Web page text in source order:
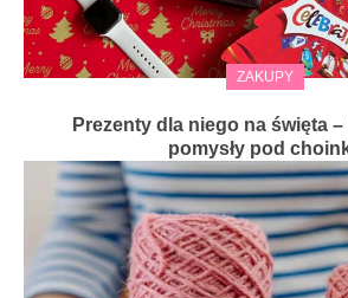
ZAKUPY
Prezenty dla niego na święta
pomysły pod